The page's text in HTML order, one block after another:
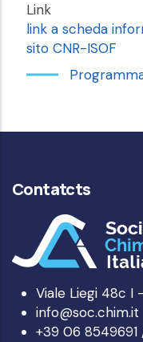
Link
link a scheda
sito CNR-ISOF
Contatcts
Viale Liegi 48c I
info@soc.chim.it
+39 06